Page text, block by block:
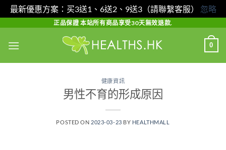
最新優惠方案：买3送1、6送2、9送3（請聯繫客服） 忽略
content
正品保證 本站所有商品享受30天無效退款.
0
健康資訊
男性不育的形成原因
POSTED ON 2023-03-23 BY HEALTHMALL